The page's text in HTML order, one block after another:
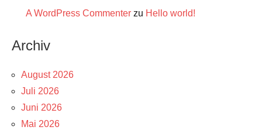
A WordPress Commenter zu Hello world!
Archiv
August 2026
Juli 2026
Juni 2026
Mai 2026